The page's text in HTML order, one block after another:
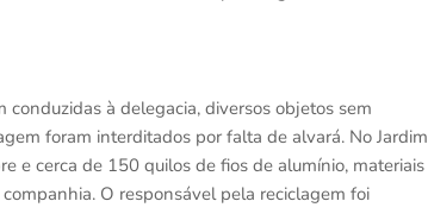
à delegacia, diversos objetos sem
foram interditados por falta de alvará. No Jardim
e cerca de 150 quilos de fios de alumínio, materiais
O responsável pela reciclagem foi